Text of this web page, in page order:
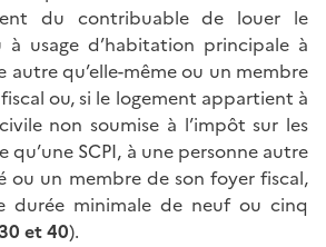
du contribuable de louer le
à usage d’habitation principale à
autre qu’elle-même ou un membre
ou, si le logement appartient à
non soumise à l’impôt sur les
qu’une SCPI, à une personne autre
ou un membre de son foyer fiscal,
durée minimale de neuf ou cinq
et 40).